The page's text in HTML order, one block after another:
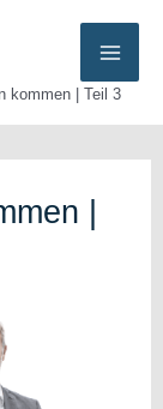
kommen | Teil 3
|